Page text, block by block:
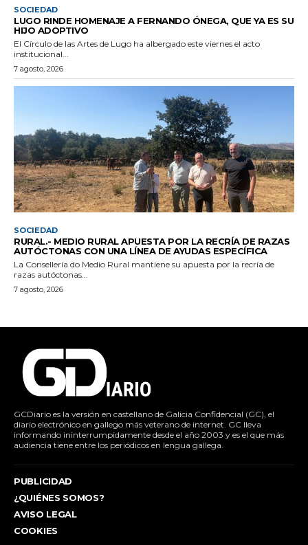
SOCIEDAD
LUGO RINDE HOMENAJE A FERNANDO ÓNEGA, QUE YA ES SU
HIJO ADOPTIVO
El Círculo de las Artes de Lugo ha albergado este viernes el acto
institucional...
7 agosto, 2026
SOCIEDAD
RURAL.- MEDIO RURAL APUESTA POR LA RECRÍA DE RAZAS
AUTÓCTONAS CON UNA LÍNEA DE AYUDAS ESPECÍFICA
La Consellería do Medio Rural mantiene su apuesta por la recría de
razas autóctonas...
7 agosto, 2026
GCDiario es la versión en castellano de Galicia Confidencial (GC), el
diario electrónico en gallego más veterano de internet. GC lleva
informando ininterrumpidamente desde el año 2003 y es el que más
audiencia tiene entre los periódicos en lengua gallega.
PUBLICIDAD
¿QUIÉNES SOMOS?
AVISO LEGAL
COOKIES